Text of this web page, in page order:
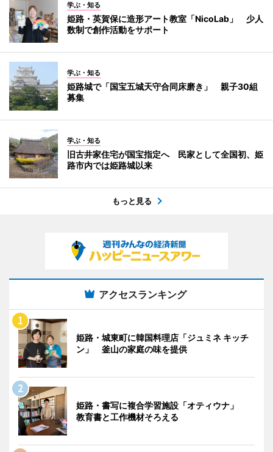
学ぶ・知る
姫路・英賀保に造形アート教室「NicoLab」 少人
数制で創作活動をサポート
学ぶ・知る
姫路城で「国宝五城天守合同床磨き」 親子30組
募集
学ぶ・知る
旧古井家住宅が国宝指定へ 民家として全国初、姫
路市内では姫路城以来
もっと見る
アクセスランキング
姫路・城東町に韓国料理店「ジュミネ キッチ
ン」 釜山の家庭の味を提供
姫路・書写に複合学習施設「オティウナ」
教育書と工作機材そろえる